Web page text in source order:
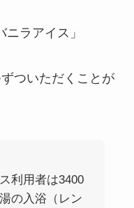
ラアイス」
ついただくことが
利用者は3400
の入浴（レン